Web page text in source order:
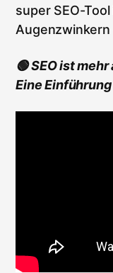
super SEO-
🟢 SEO ist
Eine